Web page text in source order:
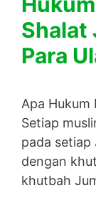
Shalat
Para
Apa Hukum
Setiap
pada setiap
dengan
khutbah